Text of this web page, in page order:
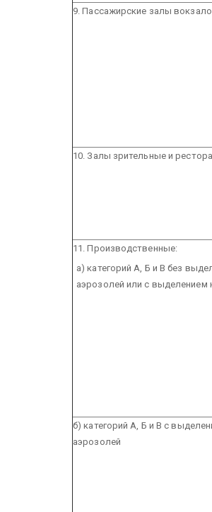
9. Пассажирские залы
10. Залы зрительные и
11. Производственные:
а) категорий А, Б и В без
аэрозолей или с выделением
б) категорий А, Б и В с
аэрозолей